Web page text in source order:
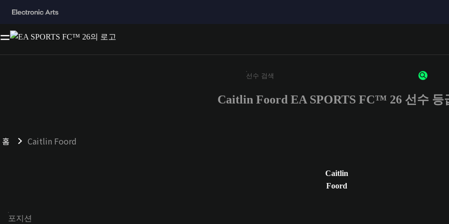
최소 3자 이상의 문자 또는 숫자를 입력하세요
Caitlin Foord EA SPORTS FC™ 26 선수 등
홈 Caitlin Foord
Caitlin
Foord
포지션